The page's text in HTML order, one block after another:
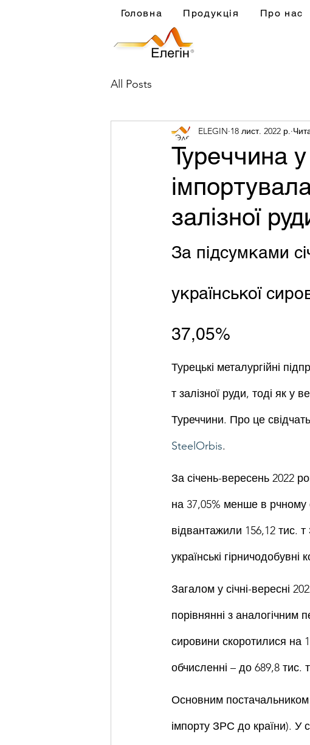
Головна Продукція Про нас
All Posts
Туреччина
залізної
ELEGIN 18 лист. 2022 р.
За підсумками
української
37,05%
Турецькі металургійні
т залізної руди, тоді як у
Туреччини. Про це
SteelOrbis.
За січень-вересень 2022
на 37,05% менше в рчному
відвантажили 156,12 тис.
українські
Загалом у січні-вересні
порівнянні з аналогічним
сировини скоротилися на
обчисленні – до 689,8 тис.
Основним постачальником
імпорту ЗРС до країни). У